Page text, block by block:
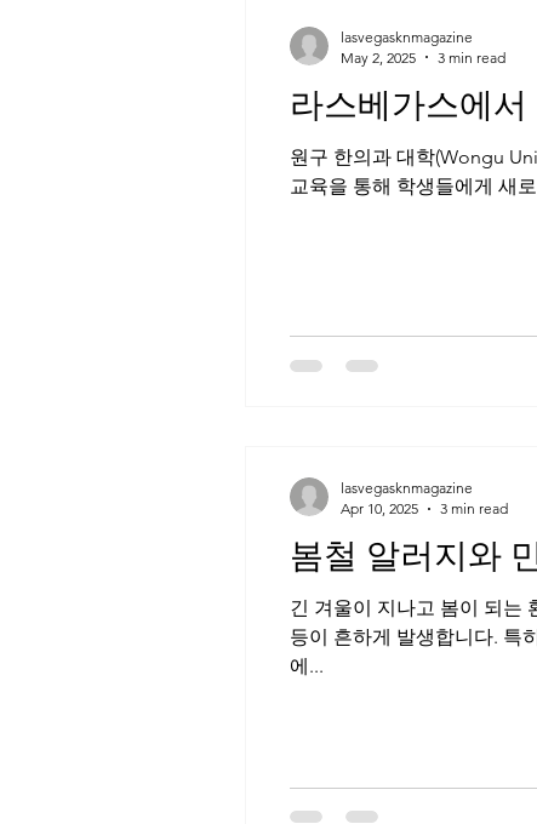
라스베가스에
원구 한의과 대학(Wongu
교육을 통해 학생들에게 새
lasvegasknmagazine
May 2, 2025
3 min read
봄철 알러지와
긴 겨울이 지나고 봄이 되는
등이 흔하게 발생합니다. 특
에...
lasvegasknmagazine
Apr 10, 2025
3 min read